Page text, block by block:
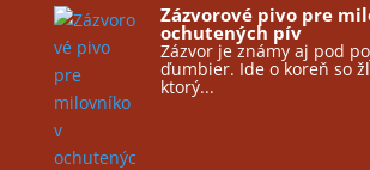
Zázvorové pivo pre
ochutených pív
Zázvor je známy aj pod
ďumbier. Ide o koreň so
ktorý...